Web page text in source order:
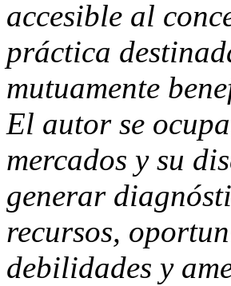
accesible al
práctica
mutuamente
El autor se
mercados y su
generar
recursos,
debilidades y